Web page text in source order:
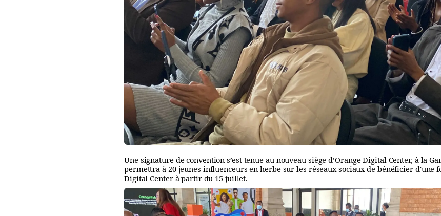
Une signature de convention s’est tenue au nouveau siège d’Orange Digital Center, à la
permettra à 20 jeunes influenceurs en herbe sur les réseaux sociaux de bénéficier d'une
Digital Center à partir du 15 juillet.